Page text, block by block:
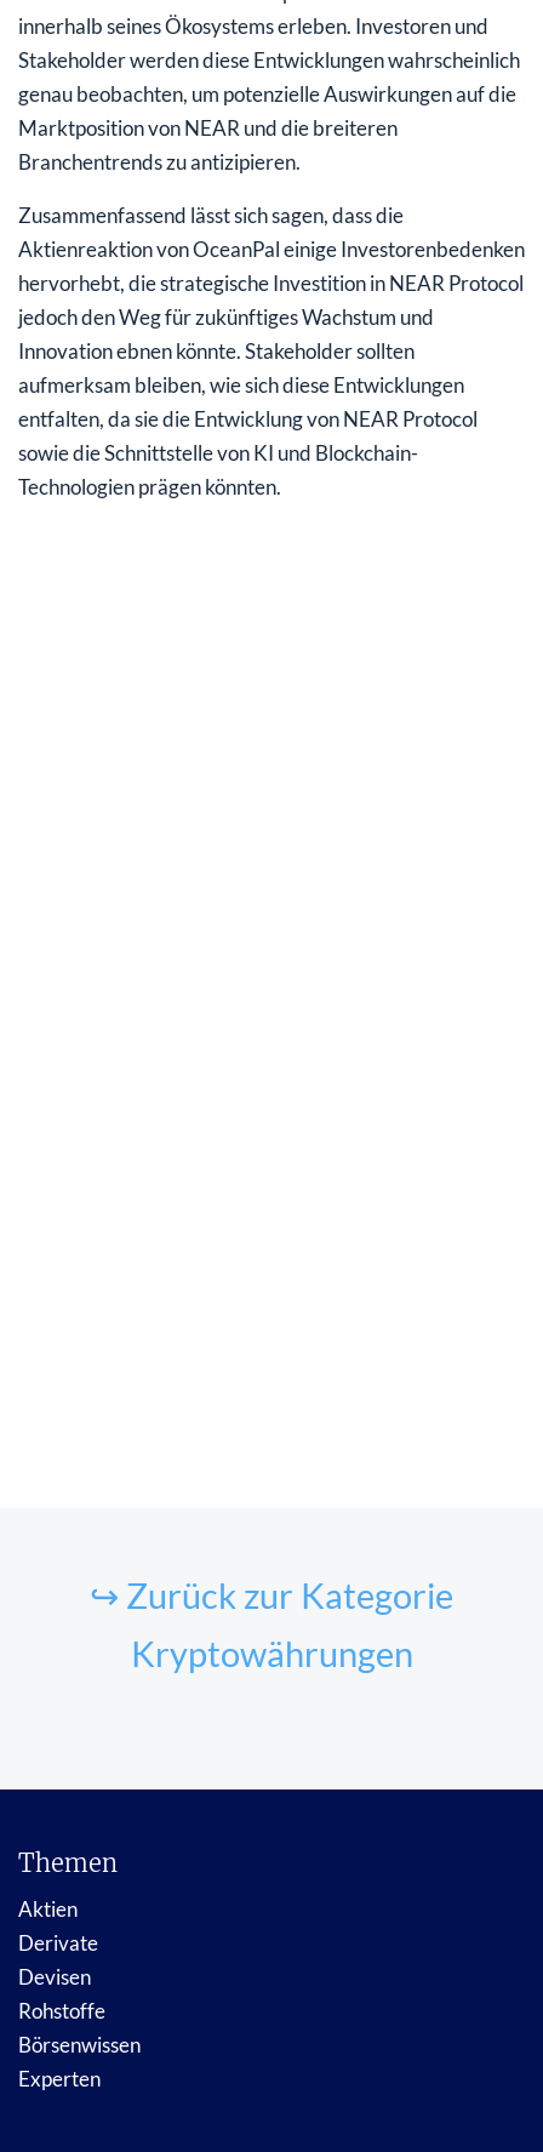
innerhalb seines Ökosystems erleben. Investoren und
Stakeholder werden diese Entwicklungen wahrscheinlich
genau beobachten, um potenzielle Auswirkungen auf die
Marktposition von NEAR und die breiteren
Branchentrends zu antizipieren.
Zusammenfassend lässt sich sagen, dass die
Aktienreaktion von OceanPal einige Investorenbedenken
hervorhebt, die strategische Investition in NEAR Protocol
jedoch den Weg für zukünftiges Wachstum und
Innovation ebnen könnte. Stakeholder sollten
aufmerksam bleiben, wie sich diese Entwicklungen
entfalten, da sie die Entwicklung von NEAR Protocol
sowie die Schnittstelle von KI und Blockchain-
Technologien prägen könnten.
↪ Zurück zur Kategorie
Kryptowährungen
Themen
Aktien
Derivate
Devisen
Rohstoffe
Börsenwissen
Experten